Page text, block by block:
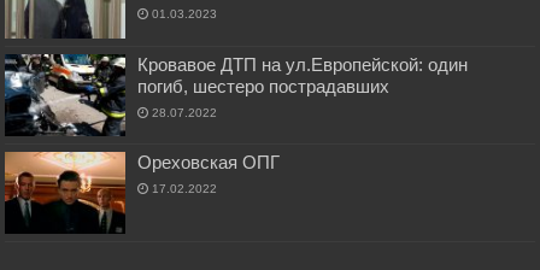
01.03.2023
Кровавое ДТП на ул.Европейской: один
погиб, шестеро пострадавших
28.07.2022
Ореховская ОПГ
17.02.2022